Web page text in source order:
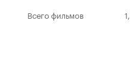
Всего фильмов
1,